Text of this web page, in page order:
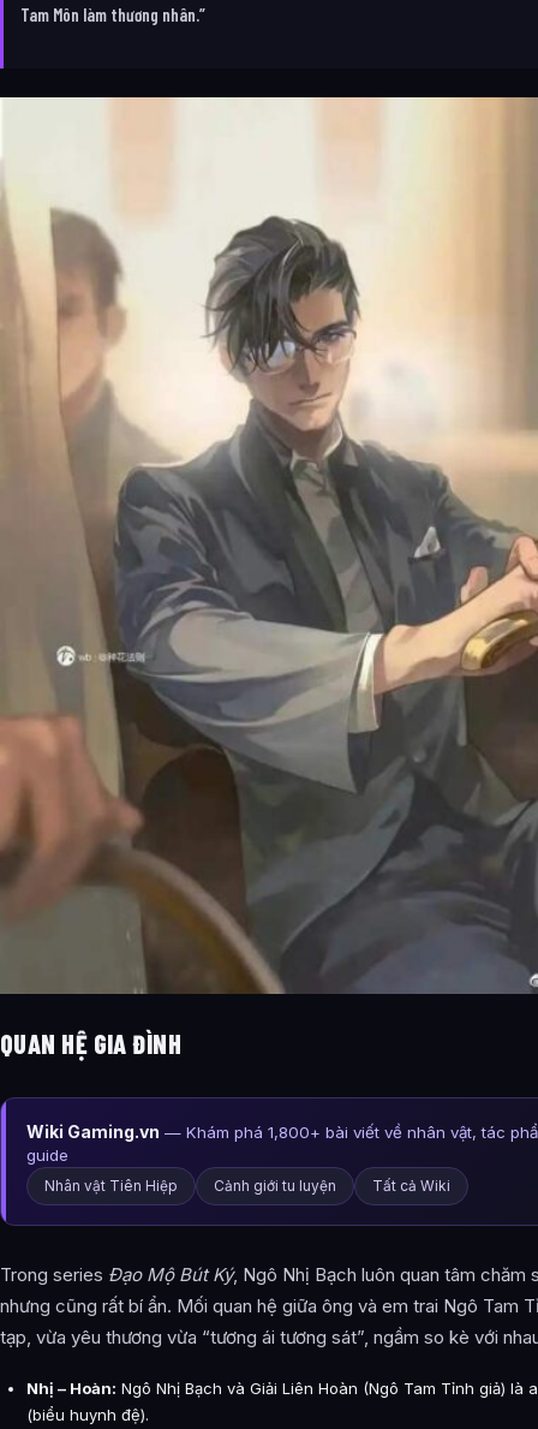
Tam Môn làm thương nhân.”
QUAN HỆ GIA ĐÌNH
Wiki Gaming.vn — Khám phá 1,800+ bài viết về nhân vật, tác
guide
Nhân vật Tiên Hiệp Cảnh giới tu luyện Tất cả Wiki
Trong series Đạo Mộ Bút Ký, Ngô Nhị Bạch luôn quan tâm chăm
nhưng cũng rất bí ẩn. Mối quan hệ giữa ông và em trai Ngô Tam
tạp, vừa yêu thương vừa “tương ái tương sát”, ngầm so kè với
Nhị – Hoàn: Ngô Nhị Bạch và Giải Liên Hoàn (Ngô Tam Tỉnh giả) là
(biểu huynh đệ).